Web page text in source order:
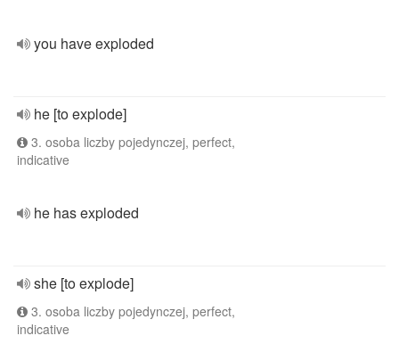
you have exploded
he [to explode]
3. osoba liczby pojedynczej, perfect,
indicative
he has exploded
she [to explode]
3. osoba liczby pojedynczej, perfect,
indicative